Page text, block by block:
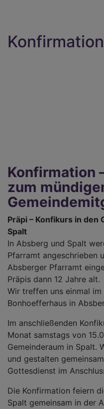
Konfirmation
Konfirmation
zum
Präpi – Konfikurs in den
Spalt
In Absberg und Spalt
Pfarramt angeschrieben
Absberger Pfarramt
Präpis dann 12 Jahre alt.
Wir treffen uns einmal
Bonhoefferhaus in
Im anschließenden
Monat samstags von
Gemeinderaum in Spalt.
und gestalten
Gottesdienst im
Die Konfirmation feiern
Spalt gemeinsam in der